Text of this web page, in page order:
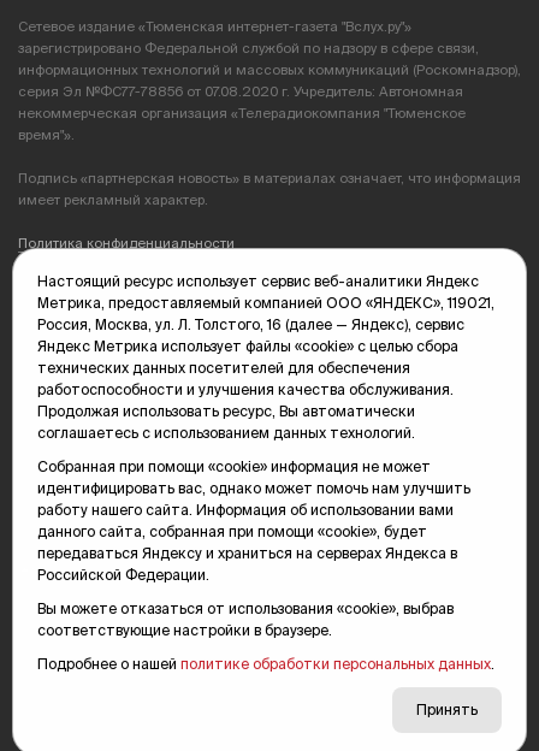
Сетевое издание «Тюменская интернет-газета "Вслух.ру"»
зарегистрировано Федеральной службой по надзору в сфере связи,
информационных технологий и массовых коммуникаций (Роскомнадзор),
серия Эл №ФС77-78856 от 07.08.2020 г. Учредитель: Автономная
некоммерческая организация «Телерадиокомпания "Тюменское
время"».
Подпись «партнерская новость» в материалах означает, что информация
имеет рекламный характер.
Политика конфиденциальности
Редакция: 625035, Тюмень, пр. Геологоразведчиков, 28А
(3452) 68-89-05
edit@vsluh.ru
Главный редактор: Панкина Т.Ю.
kika@vsluh.ru
По вопросам рекламы:
(3452) 68-89-78
kotovaev@sibinformburo.ru
mim@vsluh.ru
16+
Настоящий ресурс использует сервис веб-аналитики Яндекс
Метрика, предоставляемый компанией ООО «ЯНДЕКС», 119021,
Россия, Москва, ул. Л. Толстого, 16 (далее — Яндекс), сервис
Яндекс Метрика использует файлы «cookie» с целью сбора
технических данных посетителей для обеспечения
работоспособности и улучшения качества обслуживания.
Продолжая использовать ресурс, Вы автоматически
соглашаетесь с использованием данных технологий.
Собранная при помощи «cookie» информация не может
идентифицировать вас, однако может помочь нам улучшить
работу нашего сайта. Информация об использовании вами
данного сайта, собранная при помощи «cookie», будет
передаваться Яндексу и храниться на серверах Яндекса в
Российской Федерации.
Вы можете отказаться от использования «cookie», выбрав
соответствующие настройки в браузере.
Подробнее о нашей политике обработки персональных данных
Принять